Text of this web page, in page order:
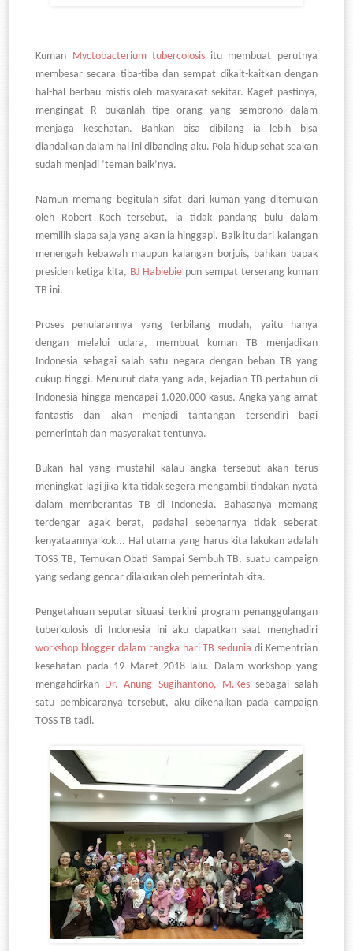
Kuman Myctobacterium tubercolosisitu membuat perutnya
membesar secara tiba-tiba dan sempat dikait-kaitkan dengan
hal-hal berbau mistis oleh masyarakat sekitar. Kaget pastinya,
mengingat R bukanlah tipe orang yang sembrono dalam
menjaga kesehatan. Bahkan bisa dibilang ia lebih bisa
diandalkan dalam hal ini dibanding aku. Pola hidup sehat seakan
sudah menjadi ‘teman baik’nya.
Namun memang begitulah sifat dari kuman yang ditemukan
oleh Robert Koch tersebut, ia tidak pandang bulu dalam
memilih siapa saja yang akan ia hinggapi. Baik itu dari kalangan
menengah kebawah maupun kalangan borjuis, bahkan bapak
presiden ketiga kita, BJ Habiebie pun sempat terserang kuman
TB ini.
Proses penularannya yang terbilang mudah, yaitu hanya
dengan melalui udara, membuat kuman TB menjadikan
Indonesia sebagai salah satu negara dengan beban TB yang
cukup tinggi. Menurut data yang ada, kejadian TB pertahun di
Indonesia hingga mencapai 1.020.000 kasus. Angka yang amat
fantastis dan akan menjadi tantangan tersendiri bagi
pemerintah dan masyarakat tentunya.
Bukan hal yang mustahil kalau angka tersebut akan terus
meningkat lagi jika kita tidak segera mengambil tindakan nyata
dalam memberantas TB di Indonesia. Bahasanya memang
terdengar agak berat, padahal sebenarnya tidak seberat
kenyataannya kok... Hal utama yang harus kita lakukan adalah
TOSS TB, Temukan Obati Sampai Sembuh TB, suatu campaign
yang sedang gencar dilakukan oleh pemerintah kita.
Pengetahuan seputar situasi terkini program penanggulangan
tuberkulosis di Indonesia ini aku dapatkan saat menghadiri
workshop blogger dalam rangka hari TB sedunia di Kementrian
kesehatan pada 19 Maret 2018 lalu. Dalam workshop yang
mengahdirkan Dr. Anung Sugihantono, M.Kessebagai salah
satu pembicaranya tersebut, aku dikenalkan pada campaign
TOSS TB tadi.